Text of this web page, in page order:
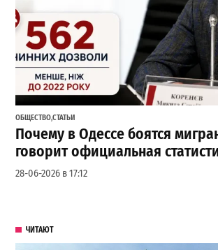
ОБЩЕСТВО,СТАТЬИ
Почему в Одессе боятся
говорит официальная
28-06-2026 в 17:12
ЧИТАЮТ